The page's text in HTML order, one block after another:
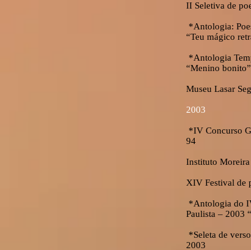
II Seletiva de
*Antologia:
“Teu mágico
*Antologia
“Menino
Museu Lasar
2003
*IV Concurso
94
Instituto
XIV Festival de
*Antologia do
Paulista – 2003
*Seleta de
2003